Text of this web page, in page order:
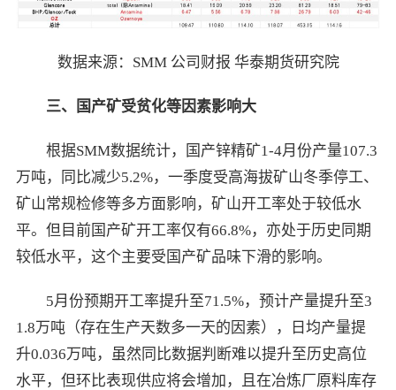
数据来源：SMM 公司财报 华泰期货研究院
三、国产矿受贫化等因素影响大
根据SMM数据统计，国产锌精矿1-4月份产量107.3
万吨，同比减少5.2%，一季度受高海拔矿山冬季停工、
矿山常规检修等多方面影响，矿山开工率处于较低水
平。但目前国产矿开工率仅有66.8%，亦处于历史同期
较低水平，这个主要受国产矿品味下滑的影响。
5月份预期开工率提升至71.5%，预计产量提升至3
1.8万吨（存在生产天数多一天的因素），日均产量提
升0.036万吨，虽然同比数据判断难以提升至历史高位
水平，但环比表现供应将会增加，且在冶炼厂原料库存